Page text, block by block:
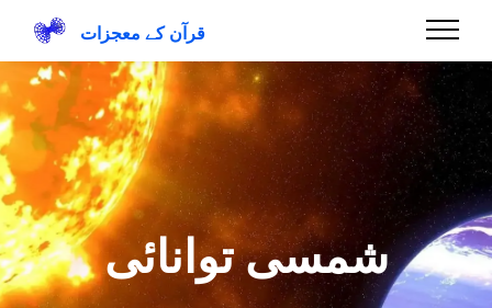
قرآن کے معجزات
شمسی توانائی